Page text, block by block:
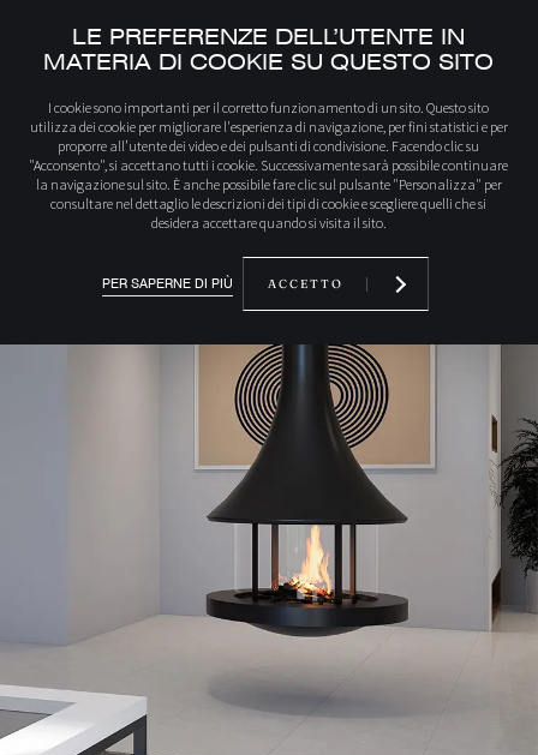
LE PREFERENZE DELL’UTENTE IN
MATERIA DI COOKIE SU QUESTO SITO
I cookie sono importanti per il corretto funzionamento di un sito. Questo sito
utilizza dei cookie per migliorare l'esperienza di navigazione, per fini statistici e per
proporre all’utente dei video e dei pulsanti di condivisione. Facendo clic su
"Acconsento", si accettano tutti i cookie. Successivamente sarà possibile continuare
la navigazione sul sito. È anche possibile fare clic sul pulsante "Personalizza" per
consultare nel dettaglio le descrizioni dei tipi di cookie e scegliere quelli che si
desidera accettare quando si visita il sito.
PER SAPERNE DI PIÙ ACCETTO